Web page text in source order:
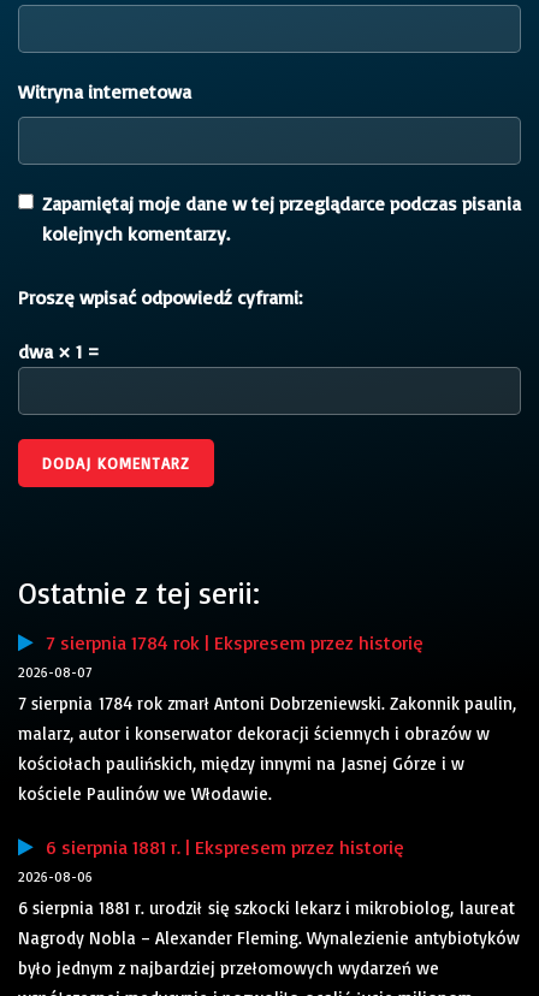
Witryna internetowa
Zapamiętaj moje dane w tej przeglądarce podczas pisania
kolejnych komentarzy.
Proszę wpisać odpowiedź cyframi:
dwa × 1 =
Ostatnie z tej serii:
7 sierpnia 1784 rok | Ekspresem przez historię
2026-08-07
7 sierpnia 1784 rok zmarł Antoni Dobrzeniewski. Zakonnik paulin,
malarz, autor i konserwator dekoracji ściennych i obrazów w
kościołach paulińskich, między innymi na Jasnej Górze i w
kościele Paulinów we Włodawie.
6 sierpnia 1881 r. | Ekspresem przez historię
2026-08-06
6 sierpnia 1881 r. urodził się szkocki lekarz i mikrobiolog, laureat
Nagrody Nobla – Alexander Fleming. Wynalezienie antybiotyków
było jednym z najbardziej przełomowych wydarzeń we